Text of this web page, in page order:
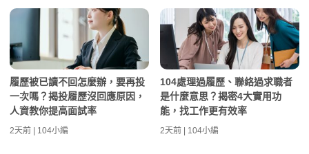
履歷被已讀不回怎麼辦，要再投
一次嗎？揭投履歷沒回應原因，
人資教你提高面試率
2天前 | 104小編
104處理過履歷、聯絡過求職者
是什麼意思？揭密4大實用功
能，找工作更有效率
2天前 | 104小編